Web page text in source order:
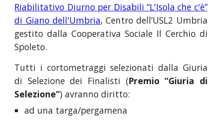
Riabilitativo Diurno per Disabili “L'Isola che c'è”
di Giano dell'Umbria, Centro dell’USL2 Umbria
gestito dalla Cooperativa Sociale Il Cerchio di
Spoleto.
Tutti i cortometraggi selezionati dalla Giuria
di Selezione dei Finalisti (Premio “Giuria di
Selezione”) avranno diritto:
ad una targa/pergamena